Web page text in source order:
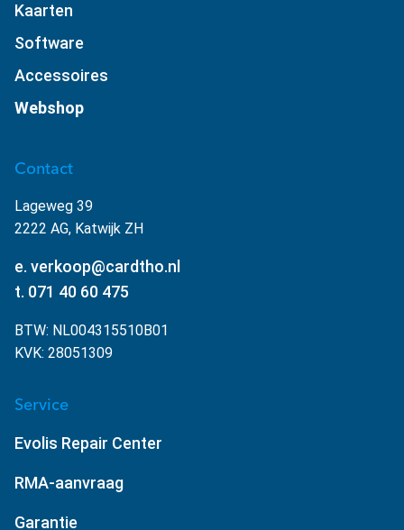
Kaarten
Software
Accessoires
Webshop
Contact
Lageweg 39
2222 AG, Katwijk ZH
e. verkoop@cardtho.nl
t. 071 40 60 475
BTW: NL004315510B01
KVK: 28051309
Service
Evolis Repair Center
RMA-aanvraag
Garantie